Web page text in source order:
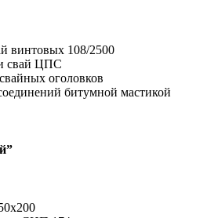
винтовых 108/2500
свай ЦПС
оголовков
битумной мастикой